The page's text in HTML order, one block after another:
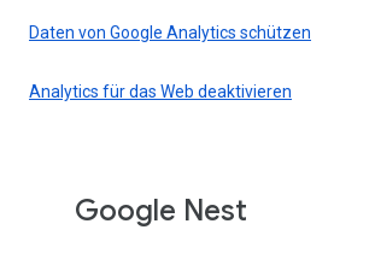
Daten von Google Analytics schützen
Analytics für das Web deaktivieren
Google Nest